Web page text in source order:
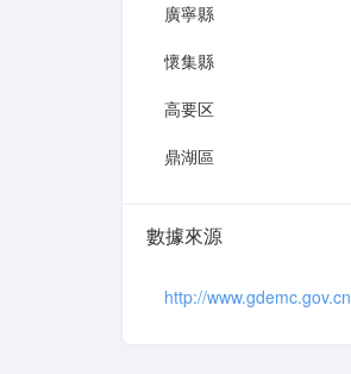
廣寧縣
懷集縣
高要区
鼎湖區
數據來源
http://www.gdemc.gov.cn